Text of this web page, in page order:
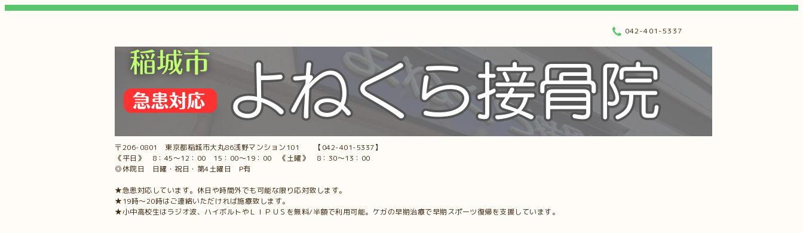
〒206-0801 東京都稲城市大丸86浅野マンション101 【042-401-5337】
《平日》 8：45～12：00 15：00～19：00 《土曜》 8：30～13：00
◎休院日 日曜・祝日・第4土曜日 P有
★急患対応しています。休日や時間外でも可能な限り応対致します。
★19時～20時はご連絡いただければ施療致します。
★小中高校生はラジオ波、ハイボルトやＬＩＰＵＳを無料/半額で利用可能。ケガの早期治療で早期スポーツ復帰を支援しています。
042-401-5337